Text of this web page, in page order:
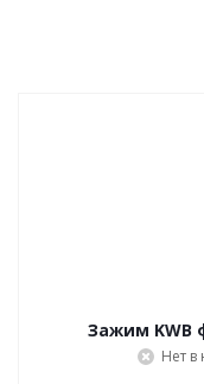
Зажим KWB
Нет в